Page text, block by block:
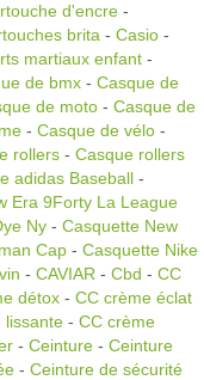
d'encre -
brita - Casio -
martiaux enfant -
de bmx - Casque de
de moto - Casque de
- Casque de vélo -
rollers - Casque rollers
adidas Baseball -
Era 9Forty La League
Ny - Casquette New
Cap - Casquette Nike
- CAVIAR - Cbd - CC
détox - CC crème éclat
lissante - CC crème
- Ceinture - Ceinture
- Ceinture de sécurité